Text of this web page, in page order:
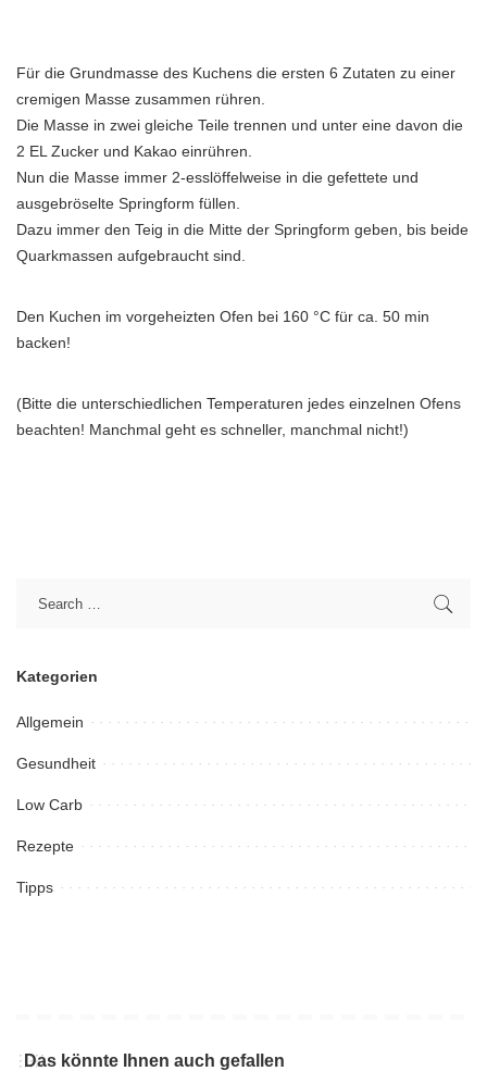
Für die Grundmasse des Kuchens die ersten 6 Zutaten zu einer
cremigen Masse zusammen rühren.
Die Masse in zwei gleiche Teile trennen und unter eine davon die
2 EL Zucker und Kakao einrühren.
Nun die Masse immer 2-esslöffelweise in die gefettete und
ausgebröselte Springform füllen.
Dazu immer den Teig in die Mitte der Springform geben, bis beide
Quarkmassen aufgebraucht sind.
Den Kuchen im vorgeheizten Ofen bei 160 °C für ca. 50 min
backen!
(Bitte die unterschiedlichen Temperaturen jedes einzelnen Ofens
beachten! Manchmal geht es schneller, manchmal nicht!)
Kategorien
Allgemein
Gesundheit
Low Carb
Rezepte
Tipps
Das könnte Ihnen auch gefallen